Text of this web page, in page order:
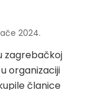
2024.
zagrebačkoj
organizaciji
članice